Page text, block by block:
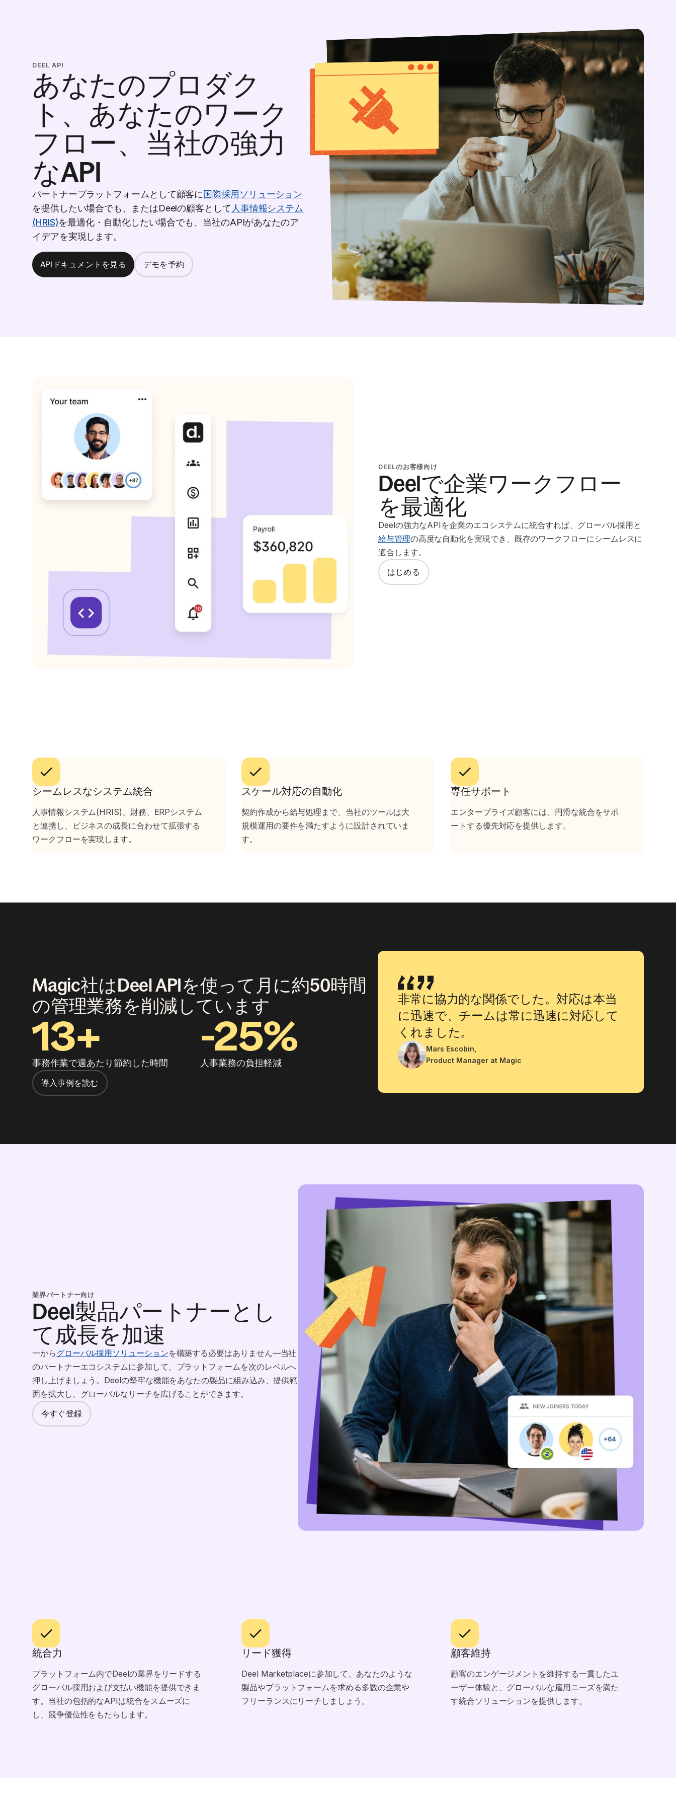
DEEL API
あなたのプロダク
ト、あなたのワーク
フロー、当社の強力
なAPI
パートナープラットフォームとして顧客に国際採用ソリューション
を提供したい場合でも、またはDeelの顧客として 人事情報システム
(HRIS)を最適化・自動化したい場合でも、当社のAPIがあなたのア
イデアを実現します。
APIドキュメントを見る デモを予約
DEELのお客様向け
Deelで企業ワークフロー
を最適化
Deelの強力なAPIを企業のエコシステムに統合すれば、グローバル採用と
給与管理の高度な自動化を実現でき、既存のワークフローにシームレスに
適合します。
はじめる
シームレスなシステム統合
人事情報システム(HRIS)、財務、ERPシステム
と連携し、ビジネスの成長に合わせて拡張する
ワークフローを実現します。
スケール対応の自動化
契約作成から給与処理まで、当社のツールは大
規模運用の要件を満たすように設計されていま
す。
専任サポート
エンタープライズ顧客には、円滑な統合をサポ
ートする優先対応を提供します。
Magic社はDeel APIを使って月に約50時間
の管理業務を削減しています
13+
事務作業で週あたり節約した時間
-25%
人事業務の負担軽減
導入事例を読む
非常に協力的な関係でした。対応は本当
に迅速で、チームは常に迅速に対応して
くれました。
Mars Escobin
Product Manager at Magic
業界パートナー向け
Deel製品パートナーとし
て成長を加速
一からグローバル採用ソリューションを構築する必要はありません—当社
のパートナーエコシステムに参加して、プラットフォームを次のレベルへ
押し上げましょう。Deelの堅牢な機能をあなたの製品に組み込み、提供範
囲を拡大し、グローバルなリーチを広げることができます。
今すぐ登録
統合力
プラットフォーム内でDeelの業界をリードする
グローバル採用および支払い機能を提供できま
す。当社の包括的なAPIは統合をスムーズに
し、競争優位性をもたらします。
リード獲得
Deel Marketplaceに参加して、あなたのような
製品やプラットフォームを求める多数の企業や
フリーランスにリーチしましょう。
顧客維持
顧客のエンゲージメントを維持する一貫したユ
ーザー体験と、グローバルな雇用ニーズを満た
す統合ソリューションを提供します。